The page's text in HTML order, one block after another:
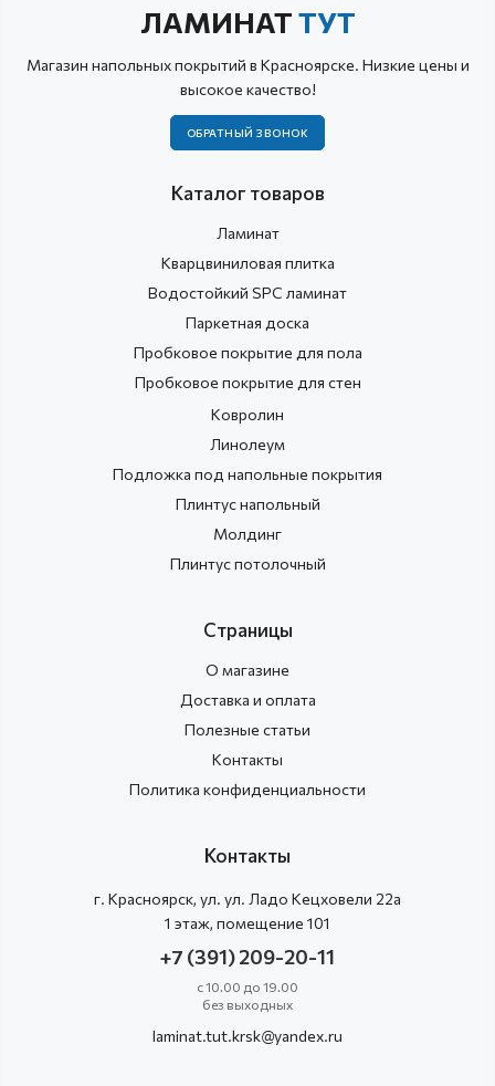
ЛАМИНАТТУТ
Магазин напольных покрытий в Красноярске. Низкие цены и
высокое качество!
ОБРАТНЫЙ ЗВОНОК
Каталог товаров
Ламинат
Кварцвиниловая плитка
Водостойкий SPC ламинат
Паркетная доска
Пробковое покрытие для пола
Пробковое покрытие для стен
Ковролин
Линолеум
Подложка под напольные покрытия
Плинтус напольный
Молдинг
Плинтус потолочный
Страницы
О магазине
Доставка и оплата
Полезные статьи
Контакты
Политика конфиденциальности
Контакты
г. Красноярск, ул. ул. Ладо Кецховели 22а
1 этаж, помещение 101
+7 (391) 209-20-11
с 10.00 до 19.00
без выходных
laminat.tut.krsk@yandex.ru